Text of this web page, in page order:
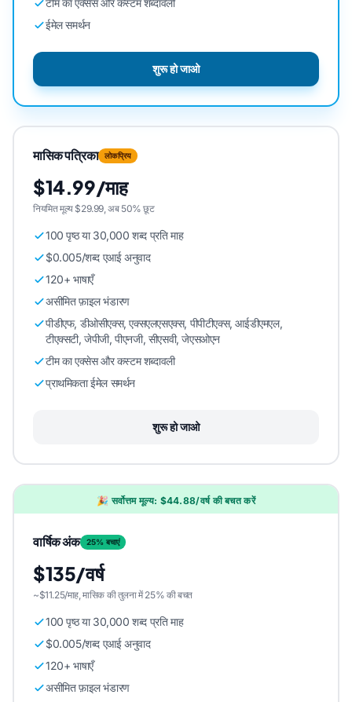
टीम का एक्सेस और कस्टम शब्दावली
ईमेल समर्थन
शुरू हो जाओ
मासिक पत्रिका लोकप्रिय
$14.99/माह
नियमित मूल्य $29.99, अब 50% छूट
100 पृष्ठ या 30,000 शब्द प्रति माह
$0.005/शब्द एआई अनुवाद
120+ भाषाएँ
असीमित फ़ाइल भंडारण
पीडीएफ, डीओसीएक्स, एक्सएलएसएक्स, पीपीटीएक्स, आईडीएमएल,
टीएक्सटी, जेपीजी, पीएनजी, सीएसवी, जेएसओएन
टीम का एक्सेस और कस्टम शब्दावली
प्राथमिकता ईमेल समर्थन
शुरू हो जाओ
🎉 सर्वोत्तम मूल्य: $44.88/वर्ष की बचत करें
वार्षिक अंक 25% बचाएं
$135/वर्ष
~$11.25/माह, मासिक की तुलना में 25% की बचत
100 पृष्ठ या 30,000 शब्द प्रति माह
$0.005/शब्द एआई अनुवाद
120+ भाषाएँ
असीमित फ़ाइल भंडारण